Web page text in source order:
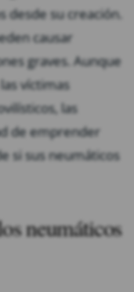
desde su creación.
causar
graves. Aunque
víctimas
las
de emprender
si sus neumáticos
neumáticos